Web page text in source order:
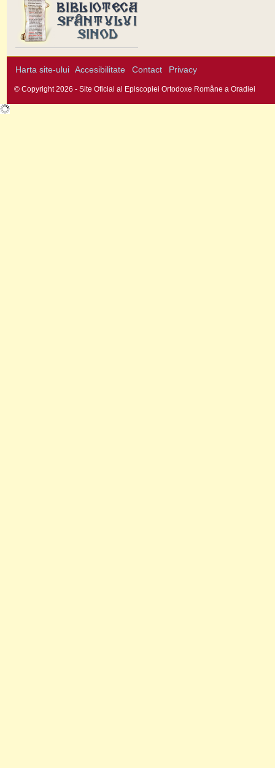
Harta site-ului Accesibilitate Contact Privacy
© Copyright 2026 - Site Oficial al Episcopiei Ortodoxe Române a Oradiei